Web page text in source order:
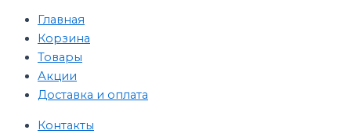
Главная
Корзина
Товары
Акции
Доставка и оплата
Контакты